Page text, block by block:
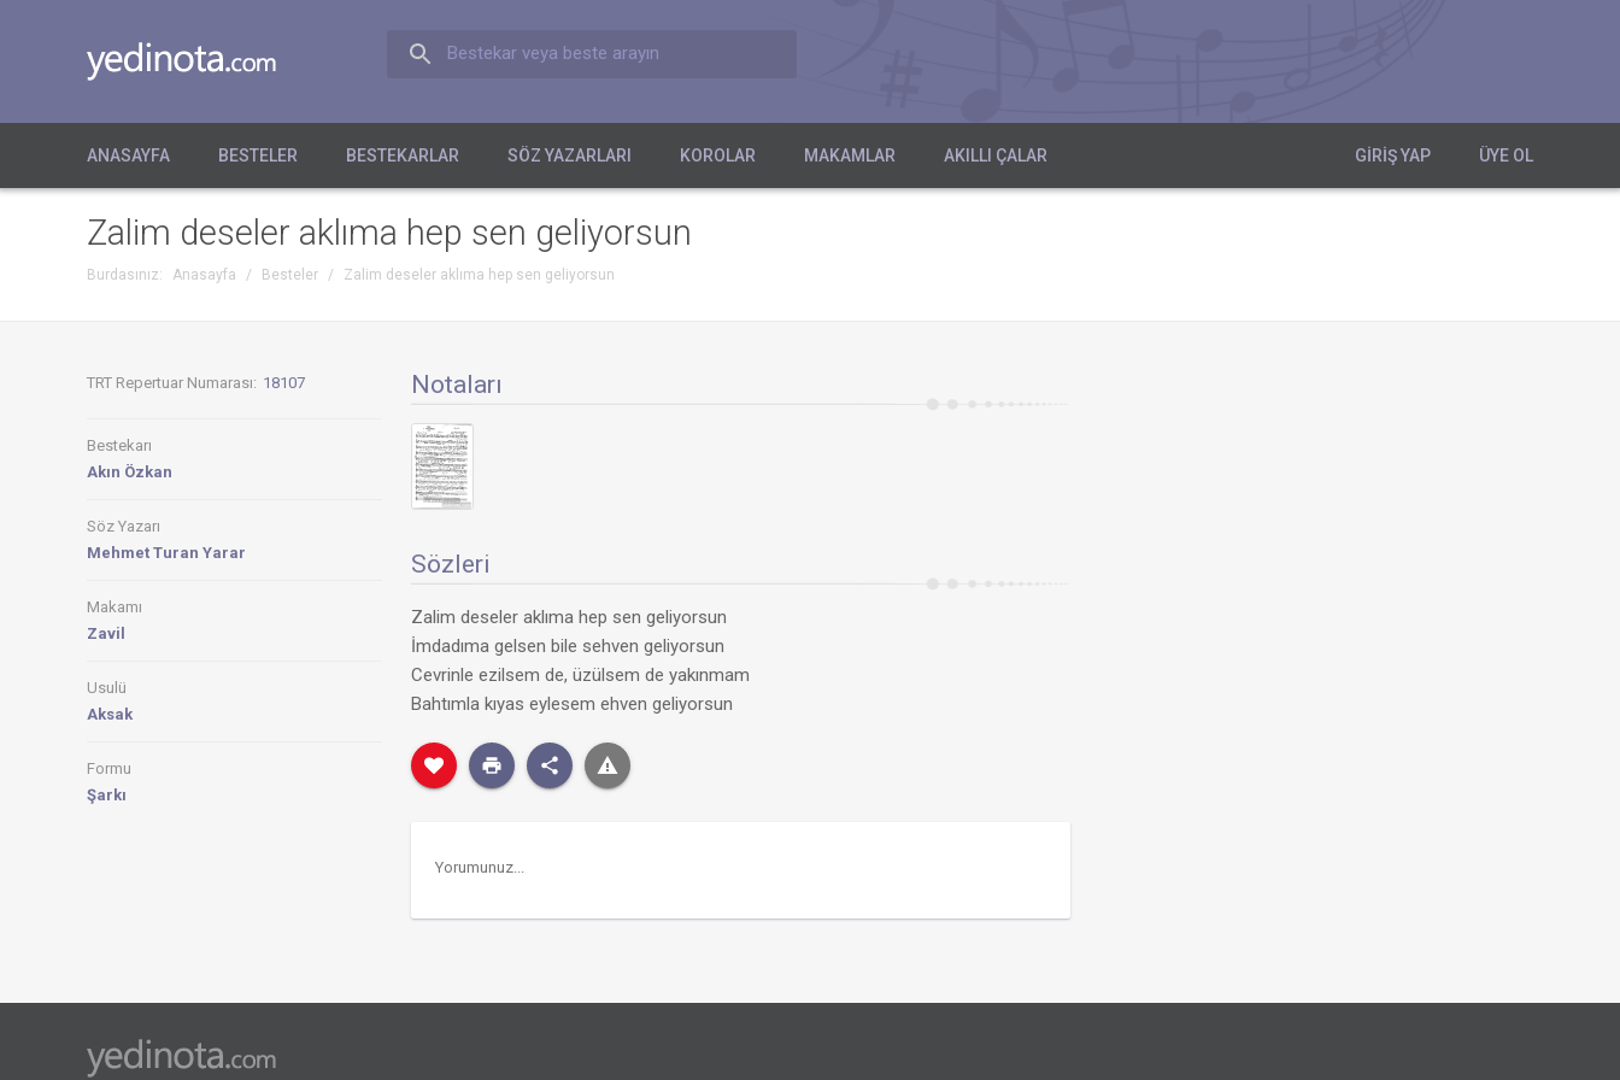
Bestekar veya beste arayın
ANASAYFA BESTELER BESTEKARLAR SÖZ YAZARLARI KOROLAR MAKAMLAR AKILLI ÇALAR GIRIŞ YAP ÜYE OL
Zalim deseler aklıma hep sen geliyorsun
Burdasınız: Anasayfa / Besteler / Zalim deseler aklıma hep sen geliyorsun
TRT Repertuar Numarası: 18107
Bestekarı
Akın Özkan
Söz Yazarı
Mehmet Turan Yarar
Makamı
Zavil
Usulü
Aksak
Formu
Şarkı
Notaları
Sözleri
Zalim deseler aklıma hep sen geliyorsun
İmdadıma gelsen bile sehven geliyorsun
Cevrinle ezilsem de, üzülsem de yakınmam
Bahtımla kıyas eylesem ehven geliyorsun